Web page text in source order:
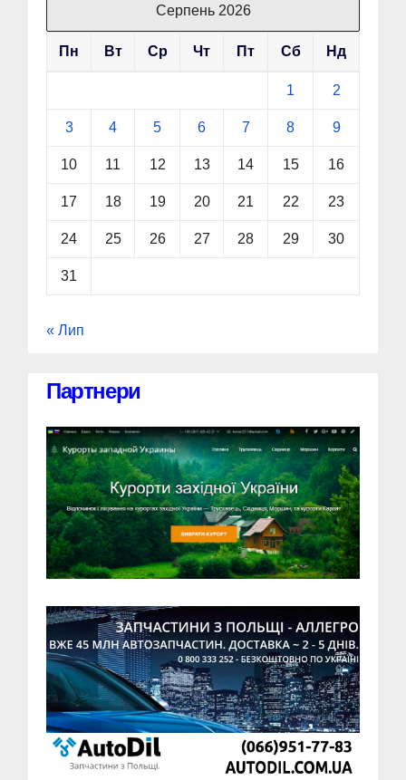
Серпень 2026
Пн Вт Ср Чт Пт Сб Нд
1 2
3 4 5 6 7 8 9
10 11 12 13 14 15 16
17 18 19 20 21 22 23
24 25 26 27 28 29 30
31
« Лип
Партнери